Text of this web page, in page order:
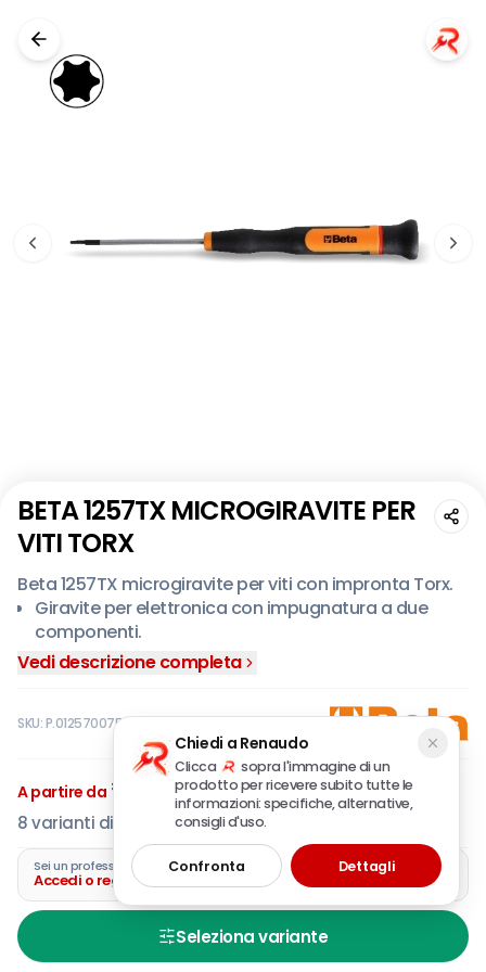
BETA 1257TX MICROGIRAVITE PER
VITI TORX
Beta 1257TX microgiravite per viti con impronta Torx.
Giravite per elettronica con impugnatura a due
componenti.
Testa girevole per una posizione ottimale dell'indice
Lama in acciaio cromato, punta brunita.
Vedi descrizione completa
SKU:P.012570075
A partire da € 5 ,54IVA incl.
8varianti disponibili
Sei un professionista?
Accedi o registra la tua azienda
Seleziona variante
Chiedi a Renaudo
Clicca
sopra l'immagine di un
prodotto per ricevere subito tutte le
informazioni: specifiche, alternative,
consigli d'uso.
Confronta Dettagli